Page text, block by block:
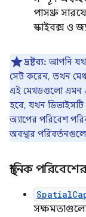
পাসথ্রু
স্কাইবক্স ও
দ্রষ্টব্য: আপনি
সেট করেন, তখন
এই মেথডগুলো এমন
হবে, যখন
অ্যাপের পরিবেশ
অবস্থার
স্থানিক
সক্ষমতাগুলো